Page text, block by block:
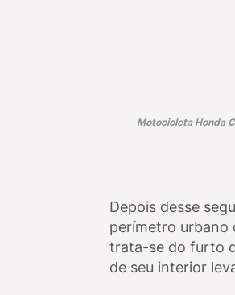
Motocicleta Honda
Depois desse
perímetro urbano
trata-se do furto
de seu interior